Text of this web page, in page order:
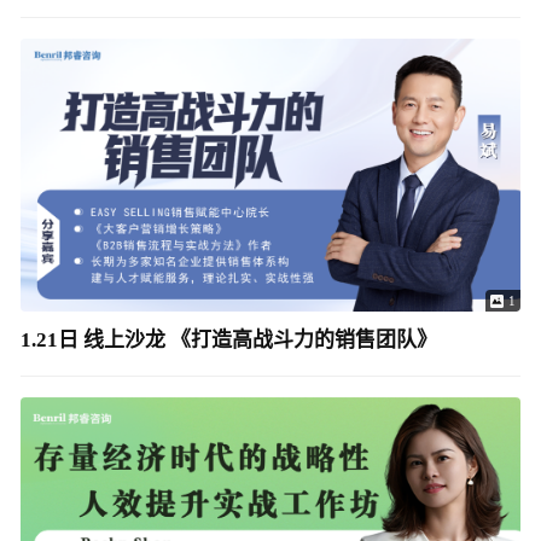
1
1.21日 线上沙龙 《打造高战斗力的销售团队》